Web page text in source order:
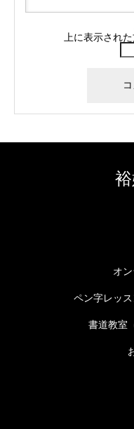
上に表示され
オ
ペン字レッス
書道教室